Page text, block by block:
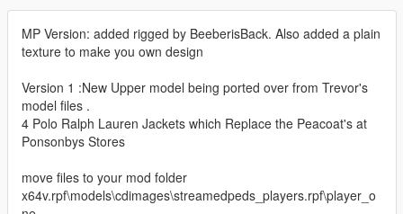
MP Version: added rigged by BeeberisBack. Also added a plain
texture to make you own design
Version 1 :New Upper model being ported over from Trevor's
model files .
4 Polo Ralph Lauren Jackets which Replace the Peacoat's at
Ponsonbys Stores
move files to your mod folder
x64v.rpf\models\cdimages\streamedpeds_players.rpf\player_o